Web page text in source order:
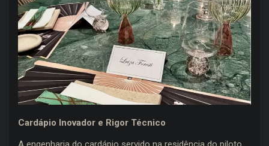
Cardápio Inovador e Rigor Técnico